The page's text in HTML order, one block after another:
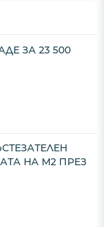
ЗА 23 500
НА M2 ПРЕЗ